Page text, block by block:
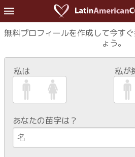
無料プロフィールを作成して今す
ょう。
私は 私が
あなたの苗字は？